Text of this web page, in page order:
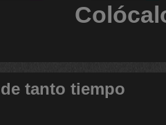
tanto tiempo